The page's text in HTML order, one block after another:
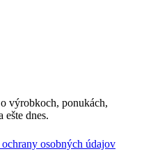
výrobkoch, ponukách,
ešte dnes.
osobných údajov